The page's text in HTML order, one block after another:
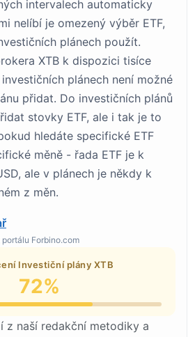
intervalech automaticky
nelíbí je omezený výběr ETF,
plánech použít.
XTB k dispozici tisíce
plánech není možné
přidat. Do investičních plánů
stovky ETF, ale i tak je to
hledáte specifické ETF
měně - řada ETF je k
ale v plánech je někdy k
z měn.
Forbino.com
Investiční plány XTB
72%
z naší redakční metodiky a